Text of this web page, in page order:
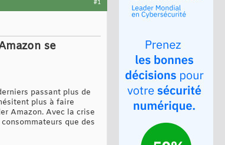
#1
se
passant plus de
plus à faire
Amazon. Avec la crise
que des